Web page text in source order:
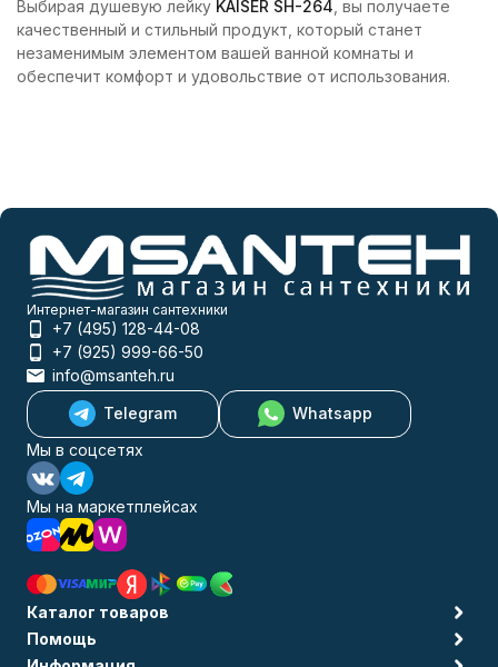
Выбирая душевую лейку KAISER SH-264 , вы получаете
качественный и стильный продукт, который станет
незаменимым элементом вашей ванной комнаты и
обеспечит комфорт и удовольствие от использования.
Интернет-магазин сантехники
+7 (495) 128-44-08
+7 (925) 999-66-50
info@msanteh.ru
Telegram
Whatsapp
Мы в соцсетях
Мы на маркетплейсах
Каталог товаров
Помощь